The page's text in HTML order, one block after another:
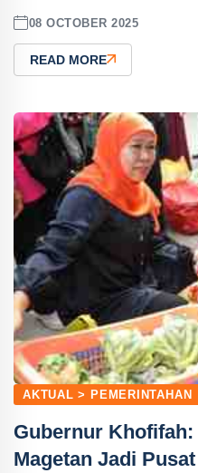
08 OCTOBER 2025
READ MORE
AKTUAL > PEMERINTAHAN
Gubernur
Magetan Jadi